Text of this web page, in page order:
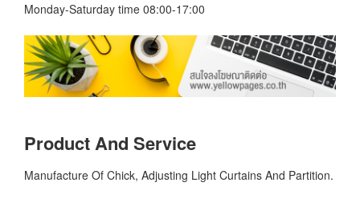
Monday-Saturday time 08:00-17:00
Product And Service
Manufacture Of Chick, Adjusting Light Curtains And Partition.